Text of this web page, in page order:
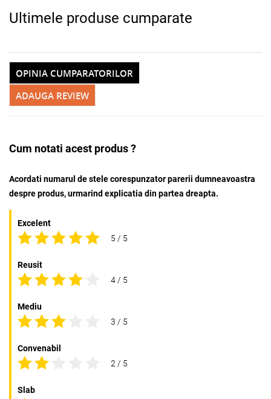
Ultimele produse cumparate
ADAUGA REVIEW
OPINIA CUMPARATORILOR
Cum notati acest produs ?
Acordati numarul de stele corespunzator parerii dumneavoastra
despre produs, urmarind explicatia din partea dreapta.
Excelent
5 / 5
Reusit
4 / 5
Mediu
3 / 5
Convenabil
2 / 5
Slab